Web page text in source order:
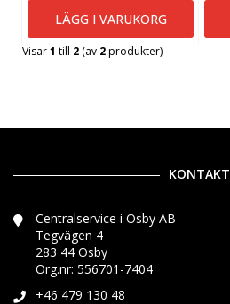
LÄGG I VARUKORG
Visar1 till 2 (av 2produkter)
KONTAKT
Centralservice i Osby AB
Tegvägen 4
283 44 Osby
Org.nr: 556701-7404
+46 479 130 48